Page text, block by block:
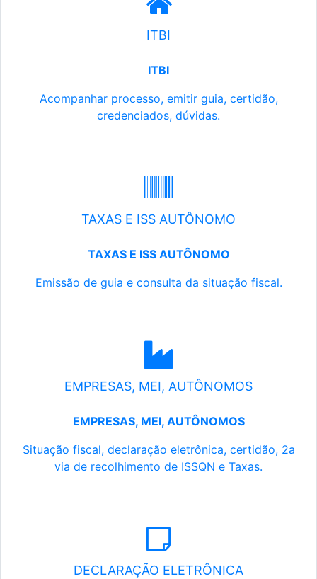
ITBI
ITBI
Acompanhar processo, emitir guia, certidão,
credenciados, dúvidas.
TAXAS E ISS AUTÔNOMO
TAXAS E ISS AUTÔNOMO
Emissão de guia e consulta da situação fiscal.
EMPRESAS, MEI, AUTÔNOMOS
EMPRESAS, MEI, AUTÔNOMOS
Situação fiscal, declaração eletrônica, certidão, 2a
via de recolhimento de ISSQN e Taxas.
DECLARAÇÃO ELETRÔNICA